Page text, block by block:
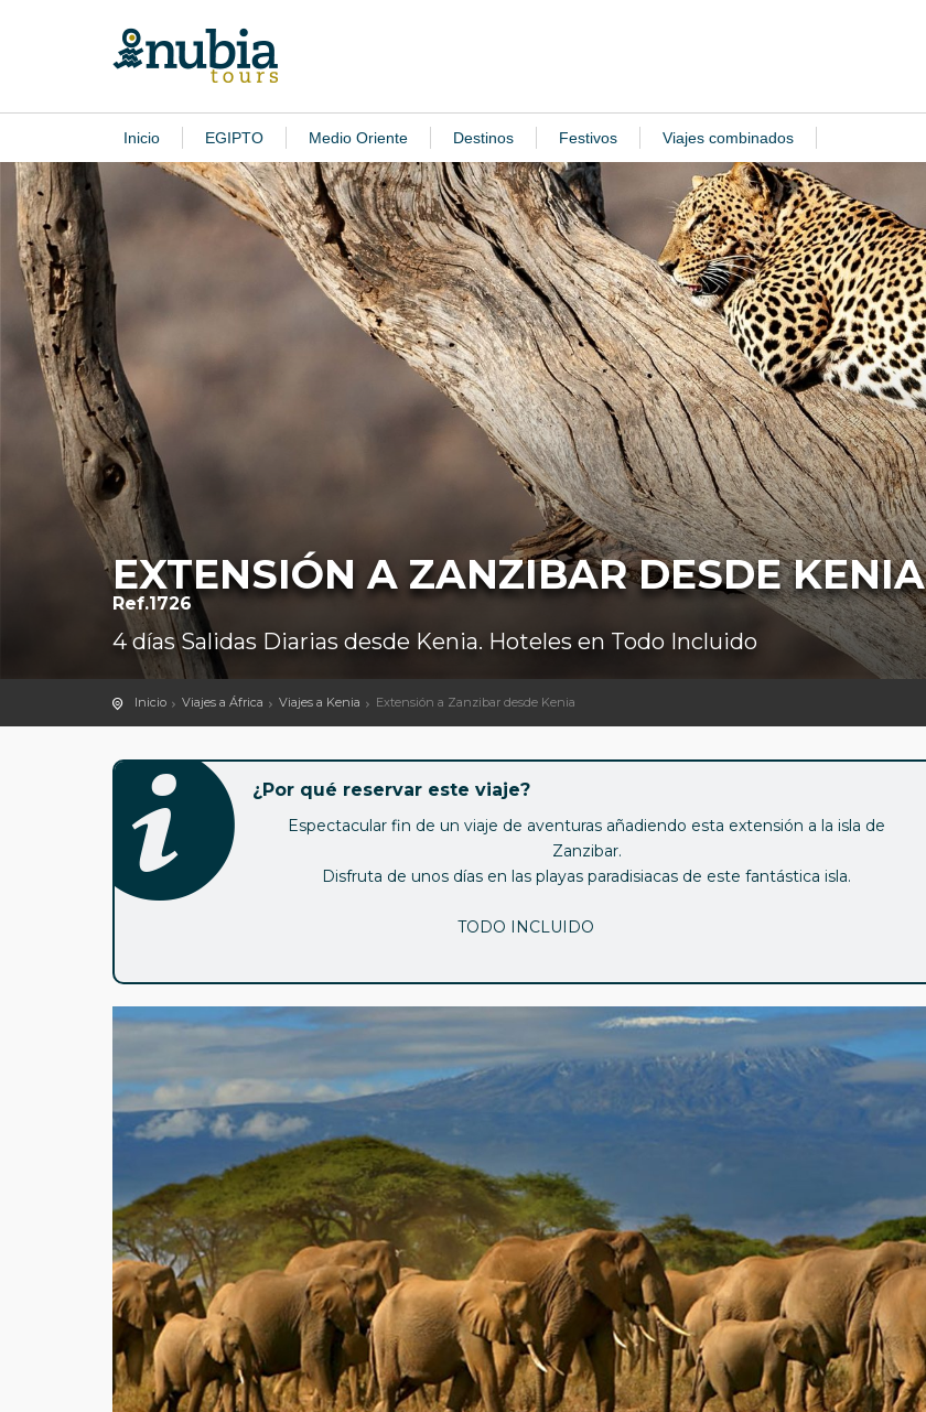
Inicio EGIPTO Medio Oriente Destinos Festivos Viajes combinados
EXTENSIÓN A ZANZIBAR DESDE KENIA
Ref.1726
4 días Salidas Diarias desde Kenia. Hoteles en Todo Incluido
Inicio Viajes a África Viajes a Kenia Extensión a Zanzibar desde Kenia
¿Por qué reservar este viaje?
Espectacular fin de un viaje de aventuras añadiendo esta extensión a la isla de
Zanzibar.
Disfruta de unos días en las playas paradisiacas de este fantástica isla.
TODO INCLUIDO